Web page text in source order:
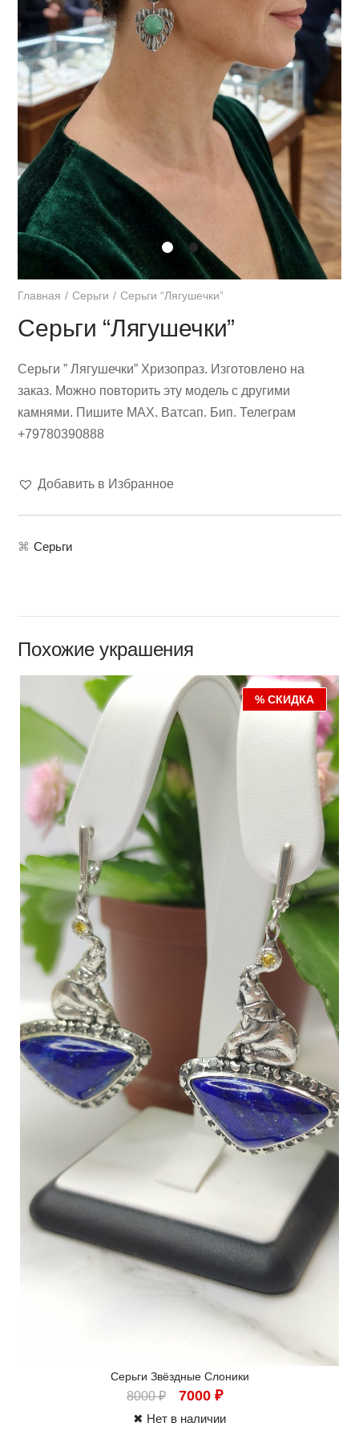
Главная Серьги Серьги “Лягушечки”
Серьги “Лягушечки”
Серьги ” Лягушечки” Хризопраз. Изготовлено на
заказ. Можно повторить эту модель с другими
камнями. Пишите МАХ. Ватсап. Бип. Телеграм
+79780390888
Добавить в Избранное
⌘ Серьги
Похожие украшения
% СКИДКА
Серьги Звёздные Слоники
8000₽ 7000 ₽
✖ Нет в наличии